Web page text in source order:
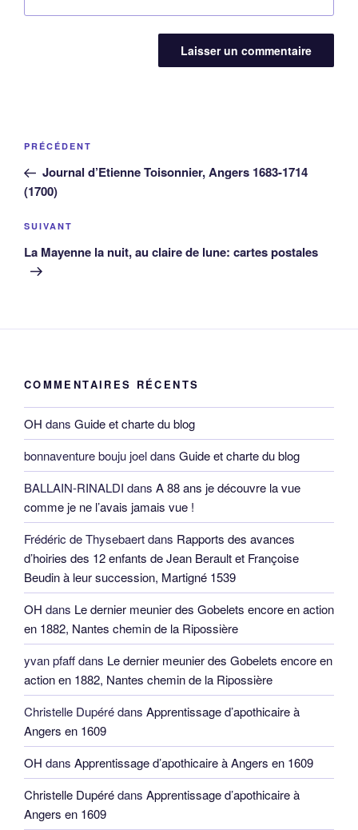
Navigation
l’article
Article
précédent
PRÉCÉDENT
Journal d’Etienne Toisonnier, Angers 1683-1714
(1700)
Article
suivant
SUIVANT
La Mayenne la nuit, au claire de lune: cartes postales
COMMENTAIRES RÉCENTS
OH dans Guide et charte du blog
bonnaventure bouju joeldans Guide et charte du blog
BALLAIN-RINALDI dans A 88 ans je découvre la vue
comme je ne l’avais jamais vue !
Frédéric de Thysebaertdans Rapports des avances
d’hoiries des 12 enfants de Jean Berault et Françoise
Beudin à leur succession, Martigné 1539
OH dans Le dernier meunier des Gobelets encore en action
en 1882, Nantes chemin de la Ripossière
yvan pfaffdans Le dernier meunier des Gobelets encore en
action en 1882, Nantes chemin de la Ripossière
Christelle Dupérédans Apprentissage d’apothicaire à
Angers en 1609
OH dans Apprentissage d’apothicaire à Angers en 1609
Christelle Dupérédans Apprentissage d’apothicaire à
Angers en 1609